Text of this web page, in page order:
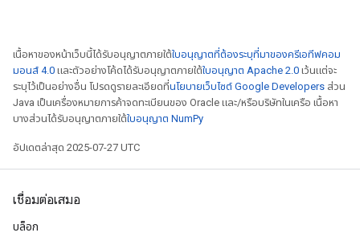
เนื้อหาของหน้าเว็บนี้ได้รับอนุญาตภายใต้ใบอนุญาตที่ต้องระบุที่มาของครีเอทีฟคอม
มอนส์ 4.0 และตัวอย่างโค้ดได้รับอนุญาตภายใต้ใบอนุญาต Apache 2.0 เว้นแต่จะ
ระบุไว้เป็นอย่างอื่น โปรดดูรายละเอียดที่นโยบายเว็บไซต์ Google Developers ส่วน
Java เป็นเครื่องหมายการค้าจดทะเบียนของ Oracle และ/หรือบริษัทในเครือ เนื้อหา
บางส่วนได้รับอนุญาตภายใต้ใบอนุญาต NumPy
อัปเดตล่าสุด 2025-07-27 UTC
เชื่อมต่อเสมอ
บล็อก